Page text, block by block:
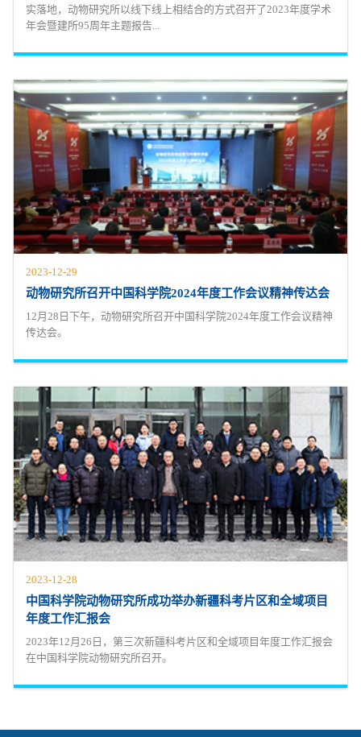
实落地，动物研究所以线下线上相结合的方式召开了2023年度学术
年会暨建所95周年主题报告...
2023-12-29
动物研究所召开中国科学院2024年度工作会议精神传达会
12月28日下午，动物研究所召开中国科学院2024年度工作会议精神
传达会。
2023-12-28
中国科学院动物研究所成功举办新疆科考片区和全域项目
年度工作汇报会
2023年12月26日，第三次新疆科考片区和全域项目年度工作汇报会
在中国科学院动物研究所召开。